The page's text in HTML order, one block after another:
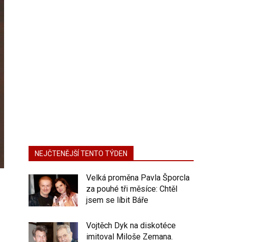
NEJČTENĚJŠÍ TENTO TÝDEN
Velká proměna Pavla Šporcla
za pouhé tři měsíce: Chtěl
jsem se líbit Báře
Vojtěch Dyk na diskotéce
imitoval Miloše Zemana.